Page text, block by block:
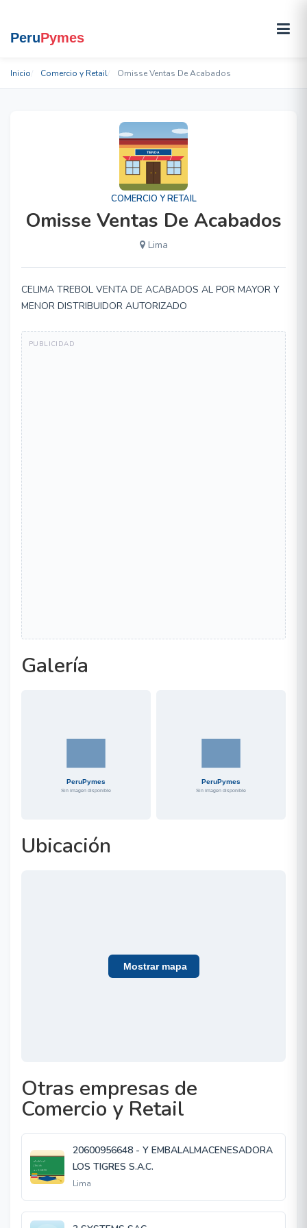
Inicio Comercio y Retail Omisse Ventas De Acabados
COMERCIO Y RETAIL
Omisse Ventas De Acabados
Lima
CELIMA TREBOL VENTA DE ACABADOS AL POR MAYOR Y
MENOR DISTRIBUIDOR AUTORIZADO
Galería
Ubicación
Mostrar mapa
Otras empresas de
Comercio y Retail
20600956648 - Y EMBALALMACENESADORA
LOS TIGRES S.A.C.
Lima